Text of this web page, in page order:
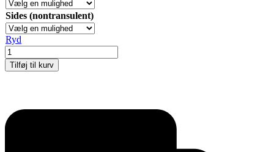
Sides (nontransulent)
Ryd
Expo
Gotik
Lux
Tilføj til kurv